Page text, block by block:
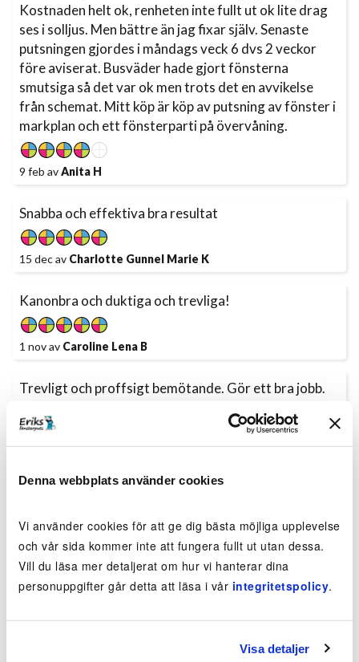
Denna webbplats använder cookies
Vi använder cookies för att ge dig bästa möjliga upplevelse
och vår sida kommer inte att fungera fullt ut utan dessa.
Vill du läsa mer detaljerat om hur vi hanterar dina
personuppgifter går detta att läsa i vår integritetspolicy.
Visa detaljer
Kostnaden helt ok, renheten inte fullt ut ok lite drag
ses i solljus. Men bättre än jag fixar själv. Senaste
putsningen gjordes i måndags veck 6 dvs 2 veckor
före aviserat. Busväder hade gjort fönsterna
smutsiga så det var ok men trots det en avvikelse
från schemat. Mitt köp är köp av putsning av fönster i
markplan och ett fönsterparti på övervåning.
9 feb avAnita H
Snabba och effektiva bra resultat
15 dec av Charlotte Gunnel Marie K
Kanonbra och duktiga och trevliga!
1 nov av Caroline Lena B
Trevligt och proffsigt bemötande. Gör ett bra jobb.
25 aug av Marianne H
putsat både inne, mellan och ute , superduktiga killar./